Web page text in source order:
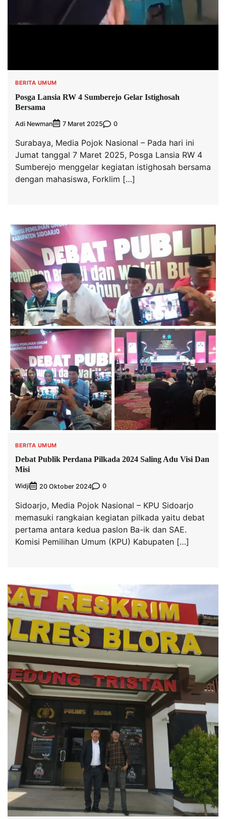
BERITA UMUM
Posga Lansia RW 4 Sumberejo Gelar Istighosah
Bersama
Adi Newman 7 Maret 2025 0
Surabaya, Media Pojok Nasional – Pada hari ini
Jumat tanggal 7 Maret 2025, Posga Lansia RW 4
Sumberejo menggelar kegiatan istighosah bersama
dengan mahasiswa, Forklim […]
BERITA UMUM
Debat Publik Perdana Pilkada 2024 Saling Adu Visi Dan
Misi
Widji 20 Oktober 2024 0
Sidoarjo, Media Pojok Nasional – KPU Sidoarjo
memasuki rangkaian kegiatan pilkada yaitu debat
pertama antara kedua paslon Ba-ik dan SAE.
Komisi Pemilihan Umum (KPU) Kabupaten […]